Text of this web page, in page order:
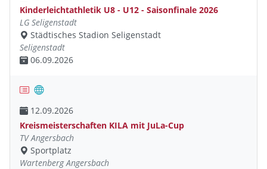
Kinderleichtathletik U8 - U12 - Saisonfinale 2026
LG Seligenstadt
Städtisches Stadion Seligenstadt
Seligenstadt
06.09.2026
12.09.2026
Kreismeisterschaften KILA mit JuLa-Cup
TV Angersbach
Sportplatz
Wartenberg Angersbach